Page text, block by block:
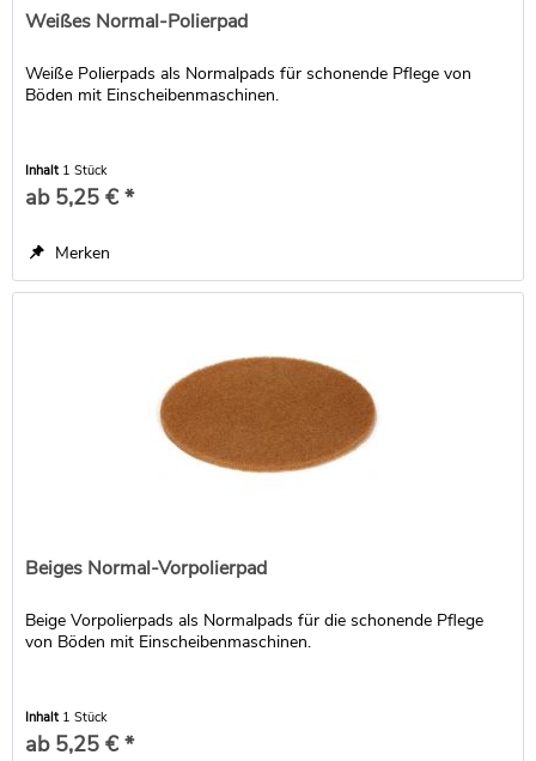
Weißes Normal-Polierpad
Weiße Polierpads als Normalpads für schonende Pflege von
Böden mit Einscheibenmaschinen.
Inhalt 1 Stück
ab 5,25 € *
Merken
Beiges Normal-Vorpolierpad
Beige Vorpolierpads als Normalpads für die schonende Pflege
von Böden mit Einscheibenmaschinen.
Inhalt 1 Stück
ab 5,25 € *